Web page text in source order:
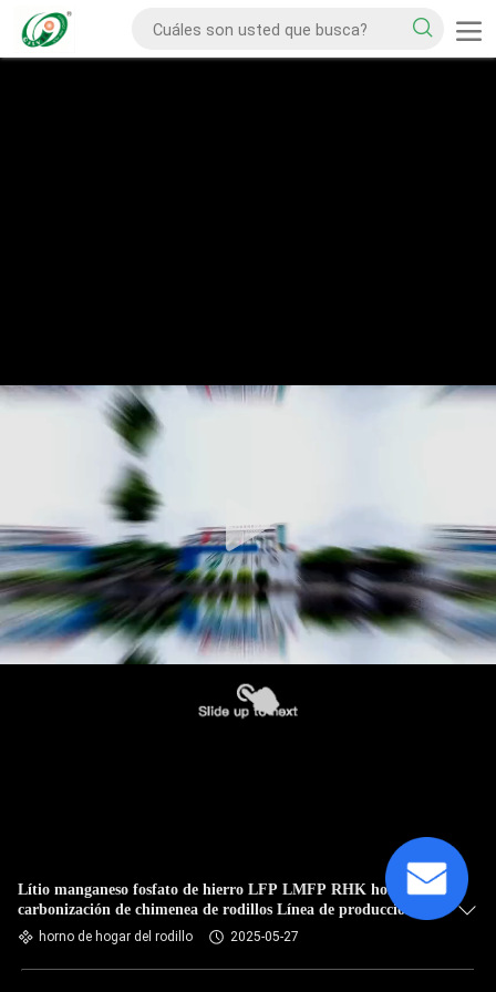
Lítio manganeso fosfato de hierro LFP LMFP RHK horno de
carbonización de chimenea de rodillos Línea de producción
automática Polit
horno de hogar del rodillo 2025-05-27